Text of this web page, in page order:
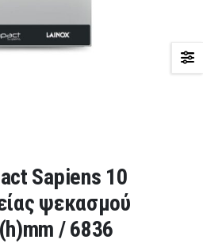
Sapiens 10
ψεκασμού
/ 6836